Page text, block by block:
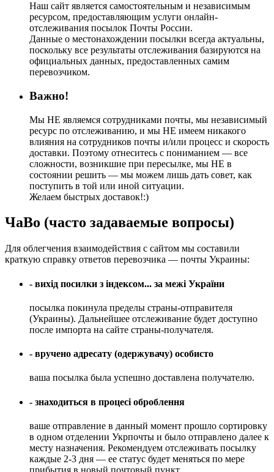
Наш сайт является самостоятельным и независимым
ресурсом, предоставляющим услуги онлайн-
отслеживания посылок Почты России.
Данные о местонахождении посылки всегда актуальны,
поскольку все результаты отслеживания базируются на
официальных данных, предоставленных самим
перевозчиком.
Важно!
Мы НЕ являемся сотрудниками почты, мы независимый
ресурс по отслеживанию, и мы НЕ имеем никакого
влияния на сотрудников почты и/или процесс и скорость
доставки. Поэтому отнеситесь с пониманием — все
сложности, возникшие при пересылке, мы НЕ в
состоянии решить — мы можем лишь дать совет, как
поступить в той или иной ситуации.
Желаем быстрых доставок!:)
ЧаВо (часто задаваемые вопросы)
Для облегчения взаимодействия с сайтом мы составили
краткую справку ответов перевозчика — почты Украины:
- вихід посилки з індексом... за межі України
посылка покинула пределы страны-отправителя
(Украины). Дальнейшее отслеживание будет доступно
после импорта на сайте страны-получателя.
- вручено адресату (одержувачу) особисто
ваша посылка была успешно доставлена получателю.
- знаходиться в процесі оброблення
ваше отправление в данный момент прошло сортировку
в одном отделении Укрпочты и было отправлено далее к
месту назначения. Рекомендуем отслеживать посылку
каждые 2-3 дня — ее статус будет меняться по мере
прибытия в новый почтовый пункт.